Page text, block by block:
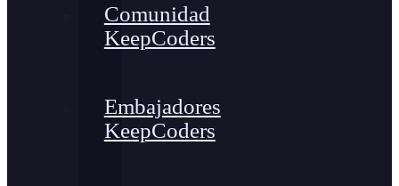
Comunidad
KeepCoders
Embajadores
KeepCoders